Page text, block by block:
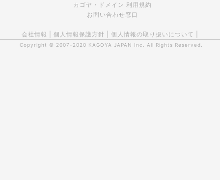
カゴヤ・ドメイン 利用規約
お問い合わせ窓口
会社情報 個人情報保護方針 個人情報の取り扱いについて
Copyright © 2007-2020 KAGOYA JAPAN Inc. All Rights Reserved.